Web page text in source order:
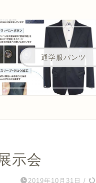
通学服パンツ
示会
2019年10月31日 /